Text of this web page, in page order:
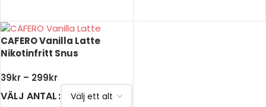
CAFERO Vanilla Latte
Nikotinfritt Snus
39kr – 299kr
VÄLJ ANTAL